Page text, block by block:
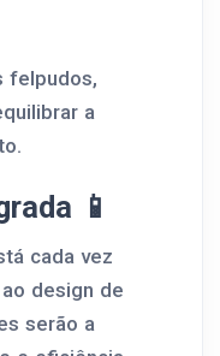
felpudos,
a
📱
cada vez
design de
serão a